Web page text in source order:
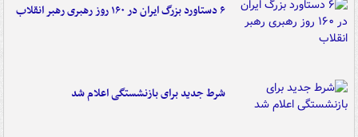
۶ دستاورد بزرگ ایران در ۱۶۰ روز رهبری رهبر انقلاب
شرط جدید برای بازنشستگی اعلام شد